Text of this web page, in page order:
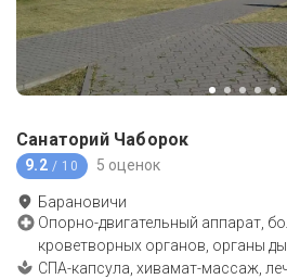
Санаторий Чаборок
9.2 / 10 5 оценок
Барановичи
Опорно-двигательный аппарат,
кроветворных органов, органы
СПА-капсула, хивамат-массаж,